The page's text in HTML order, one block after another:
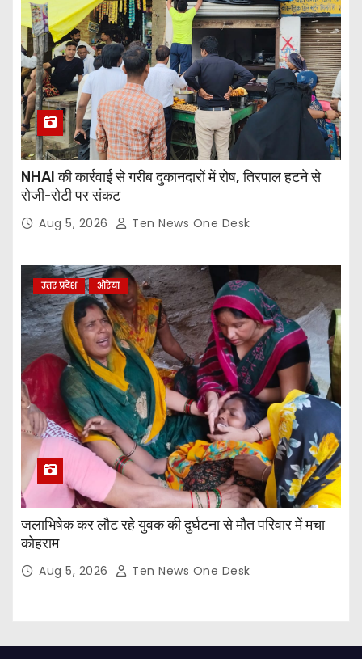
NHAI की कार्रवाई से गरीब दुकानदारों में रोष, तिरपाल हटने से
रोजी-रोटी पर संकट
Aug 5, 2026 Ten News One Desk
उत्तर प्रदेश औरेया
जलाभिषेक कर लौट रहे युवक की दुर्घटना से मौत परिवार में मचा
कोहराम
Aug 5, 2026 Ten News One Desk